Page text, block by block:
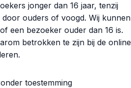
jonger dan 16 jaar, tenzij
door ouders of voogd. Wij kunnen
een bezoeker ouder dan 16 is.
betrokken te zijn bij de online
toestemming